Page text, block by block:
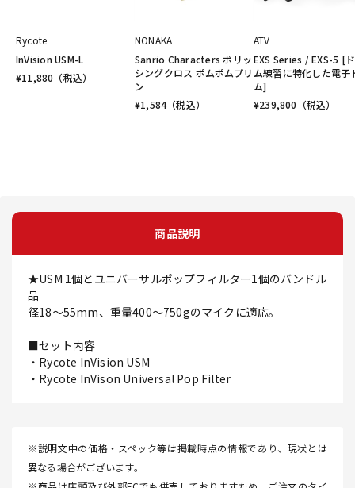
Rycote
InVision USM-L
¥11,880 （税込）
NONAKA
Sanrio Characters ポリッ
シングクロス ポムポムプリ
ン
¥1,584（税込）
ATV
EXS Series / EXS-5 [
ム練習に特化した電子
ム]
¥239,800 （税込）
商品説明
★USM 1個とユニバーサルポップフィルター1個のバンドル
品
径18～55mm、重量400～750gのマイクに適応。
■セット内容
・Rycote InVision USM
・Rycote InVison Universal Pop Filter
※説明文中の価格・スペック等は掲載時点の情報であり、現状とは
異なる場合がございます。